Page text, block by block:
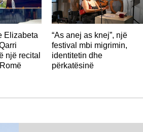
Elizabeta
një recital
“As anej as knej”, një
festival mbi migrimin,
identitetin dhe
përkatësinë